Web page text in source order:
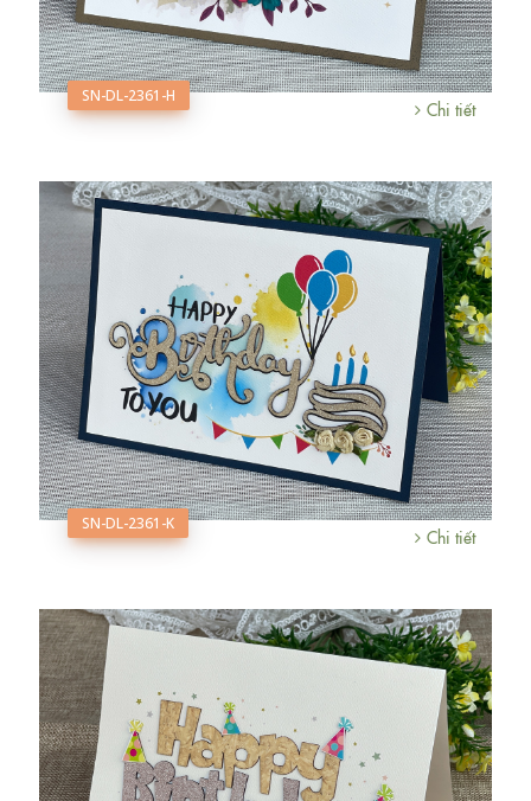
SN-DL-2361-H
Chi tiết
SN-DL-2361-K
Chi tiết